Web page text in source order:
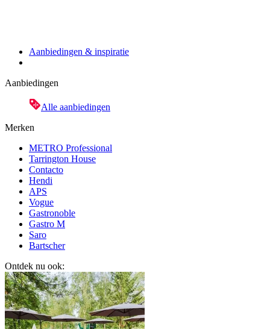
Aanbiedingen & inspiratie
Aanbiedingen
Alle aanbiedingen
Merken
METRO Professional
Tarrington House
Contacto
Hendi
APS
Vogue
Gastronoble
Gastro M
Saro
Bartscher
Ontdek nu ook: